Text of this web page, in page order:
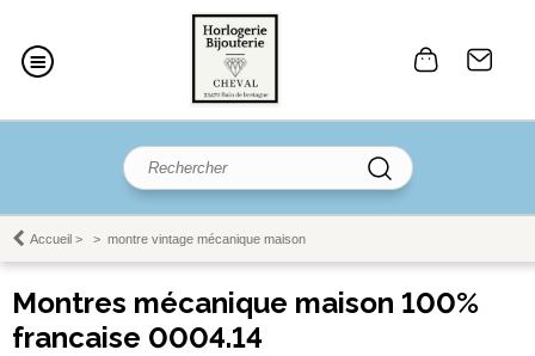
Accueil > > montre vintage mécanique maison
Montres mécanique maison 100%
francaise 0004.14